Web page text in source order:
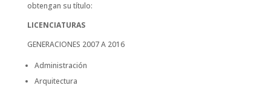
obtengan su título:
LICENCIATURAS
GENERACIONES 2007 A 2016
Administración
Arquitectura